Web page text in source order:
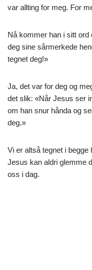
var allting for meg. For
Nå kommer han i sitt
deg sine sårmerkede
tegnet deg!»
Ja, det var for deg og
det slik: «Når Jesus ser
om han snur hånda og
deg.»
Vi er altså tegnet i begge
Jesus kan aldri glemme
oss i dag.